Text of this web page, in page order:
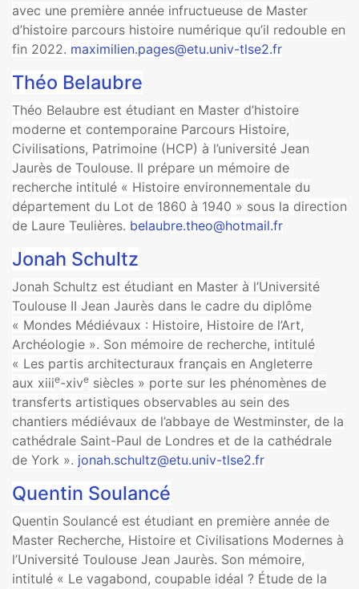
avec une première année infructueuse de Master
d’histoire parcours histoire numérique qu’il redouble en
fin 2022. maximilien.pages@etu.univ-tlse2.fr
Théo Belaubre
Théo Belaubre est étudiant en Master d’histoire
moderne et contemporaine Parcours Histoire,
Civilisations, Patrimoine (HCP) à l’université Jean
Jaurès de Toulouse. Il prépare un mémoire de
recherche intitulé « Histoire environnementale du
département du Lot de 1860 à 1940 » sous la direction
de Laure Teulières. belaubre.theo@hotmail.fr
Jonah Schultz
Jonah Schultz est étudiant en Master à l’Université
Toulouse II Jean Jaurès dans le cadre du diplôme
« Mondes Médiévaux : Histoire, Histoire de l’Art,
Archéologie ». Son mémoire de recherche, intitulé
« Les partis architecturaux français en Angleterre
aux xiiie-xive siècles » porte sur les phénomènes de
transferts artistiques observables au sein des
chantiers médiévaux de l’abbaye de Westminster, de la
cathédrale Saint-Paul de Londres et de la cathédrale
de York ». jonah.schultz@etu.univ-tlse2.fr
Quentin Soulancé
Quentin Soulancé est étudiant en première année de
Master Recherche, Histoire et Civilisations Modernes à
l’Université Toulouse Jean Jaurès. Son mémoire,
intitulé « Le vagabond, coupable idéal ? Étude de la